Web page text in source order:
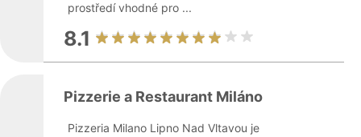
prostředí vhodné pro ...
8.1
Pizzerie a Restaurant Miláno
Pizzeria Milano Lipno Nad Vltavou je